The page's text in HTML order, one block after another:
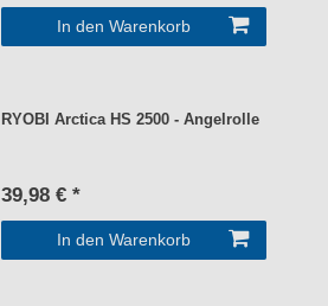
In den Warenkorb
RYOBI Arctica HS 2500 - Angelrolle
39,98 € *
In den Warenkorb